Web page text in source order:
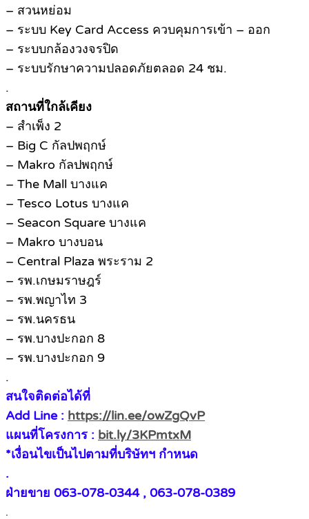
– สวนหย่อม
– ระบบ Key Card Access ควบคุมการเข้า – ออก
– ระบบกล้องวงจรปิด
– ระบบรักษาความปลอดภัยตลอด 24 ชม.
.
สถานที่ใกล้เคียง
– สำเพ็ง 2
– Big C กัลปพฤกษ์
– Makro กัลปพฤกษ์
– The Mall บางแค
– Tesco Lotus บางแค
– Seacon Square บางแค
– Makro บางบอน
– Central Plaza พระราม 2
– รพ.เกษมราษฎร์
– รพ.พญาไท 3
– รพ.นครธน
– รพ.บางปะกอก 8
– รพ.บางปะกอก 9
.
สนใจติดต่อได้ที่
Add Line : https://lin.ee/owZgQvP
แผนที่โครงการ : bit.ly/3KPmtxM
*เงื่อนไขเป็นไปตามที่บริษัทฯ กำหนด
.
ฝ่ายขาย 063-078-0344 , 063-078-0389
.